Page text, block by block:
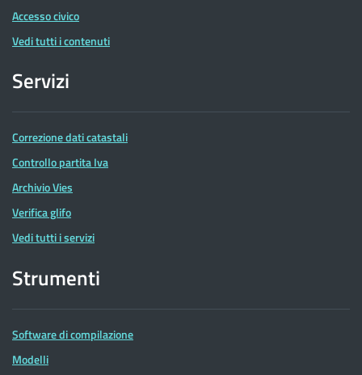
Accesso civico
Vedi tutti i contenuti
Servizi
Correzione dati catastali
Controllo partita Iva
Archivio Vies
Verifica glifo
Vedi tutti i servizi
Strumenti
Software di compilazione
Modelli